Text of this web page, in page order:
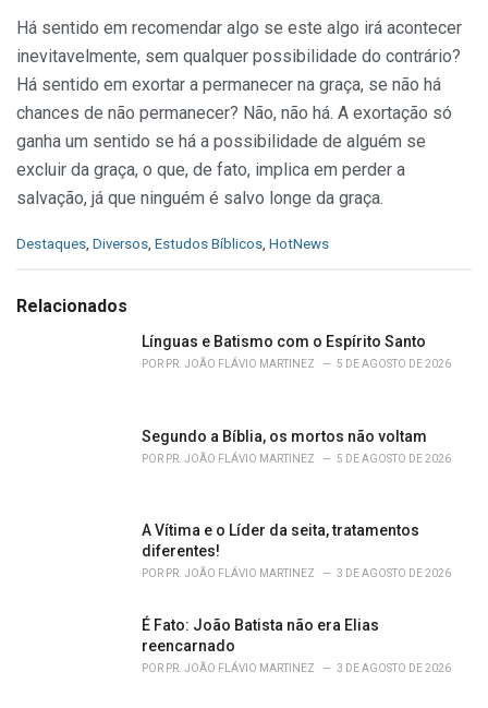
Há sentido em recomendar algo se este algo irá acontecer
inevitavelmente, sem qualquer possibilidade do contrário?
Há sentido em exortar a permanecer na graça, se não há
chances de não permanecer? Não, não há. A exortação só
ganha um sentido se há a possibilidade de alguém se
excluir da graça, o que, de fato, implica em perder a
salvação, já que ninguém é salvo longe da graça.
C
e
Destaques Diversos Estudos Bíblicos HotNews
Relacionados
Línguas e Batismo com o Espírito Santo
POR PR. JOÃO FLÁVIO MARTINEZ 5 DE AGOSTO DE 2026
Segundo a Bíblia, os mortos não voltam
POR PR. JOÃO FLÁVIO MARTINEZ 5 DE AGOSTO DE 2026
A Vítima e o Líder da seita, tratamentos
diferentes!
POR PR. JOÃO FLÁVIO MARTINEZ 3 DE AGOSTO DE 2026
É Fato: João Batista não era Elias
reencarnado
POR PR. JOÃO FLÁVIO MARTINEZ 3 DE AGOSTO DE 2026